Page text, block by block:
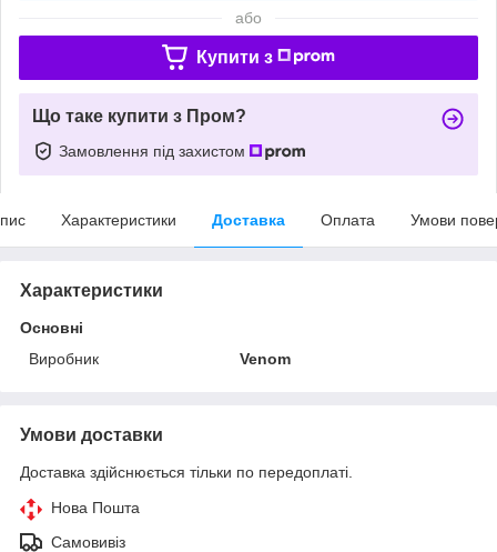
або
Купити з
Що таке купити з Пром?
Замовлення під захистом
Характеристики Доставка Оплата Умови
Характеристики
Основні
Виробник
Venom
Умови доставки
Доставка здійснюється тільки по передоплаті.
Нова Пошта
Самовивіз